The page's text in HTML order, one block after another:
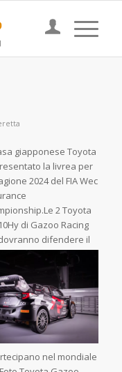
giapponese Toyota
la livrea per
2024 del FIA Wec
2 Toyota
di Gazoo Racing
difendere il
nel mondiale